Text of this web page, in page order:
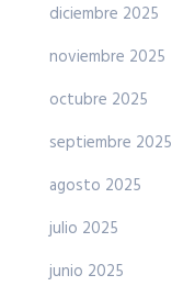
diciembre 2025
noviembre 2025
octubre 2025
septiembre 2025
agosto 2025
julio 2025
junio 2025